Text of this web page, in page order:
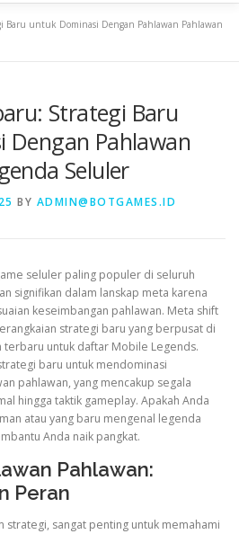
MOBILE LEGEND
Baru untuk Dominasi Dengan Pahlawan Pahlawan
Strategi Baru
Dengan Pahlawan
Seluler
BY ADMIN@BOTGAMES.ID
seluler paling populer di seluruh
signifikan dalam lanskap meta karena
keseimbangan pahlawan. Meta shift
strategi baru yang berpusat di
untuk daftar Mobile Legends.
baru untuk mendominasi
pahlawan, yang mencakup segala
hingga taktik gameplay. Apakah Anda
atau yang baru mengenal legenda
Anda naik pangkat.
Pahlawan:
Peran
strategi, sangat penting untuk memahami